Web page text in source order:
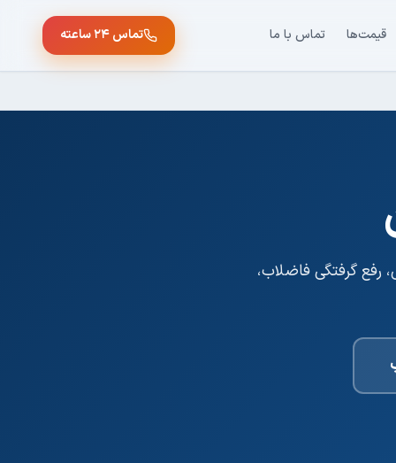
قیمت‌ها تماس با ما تماس ۲۴ ساعته
رفع گرفتگی فاضلاب،